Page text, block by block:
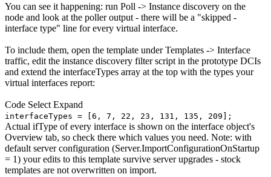
You can see it happening: run Poll -> Instance discovery on the
node and look at the poller output - there will be a "skipped -
interface type" line for every virtual interface.
To include them, open the template under Templates -> Interface
traffic, edit the instance discovery filter script in the prototype DCIs
and extend the interfaceTypes array at the top with the types your
virtual interfaces report:
Code Select Expand
interfaceTypes = [6, 7, 22, 23, 131, 135, 209];
Actual ifType of every interface is shown on the interface object's
Overview tab, so check there which values you need. Note: with
default server configuration (Server.ImportConfigurationOnStartup
= 1) your edits to this template survive server upgrades - stock
templates are not overwritten on import.